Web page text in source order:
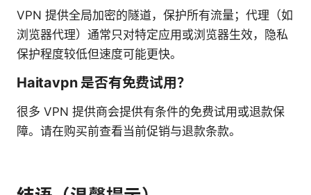
VPN 提供全局加密的隧道，保护所有流量；代理（如
浏览器代理）通常只对特定应用或浏览器生效，隐私
保护程度较低但速度可能更快。
Haitavpn 是否有免费试用？
很多 VPN 提供商会提供有条件的免费试用或退款保
障。请在购买前查看当前促销与退款条款。